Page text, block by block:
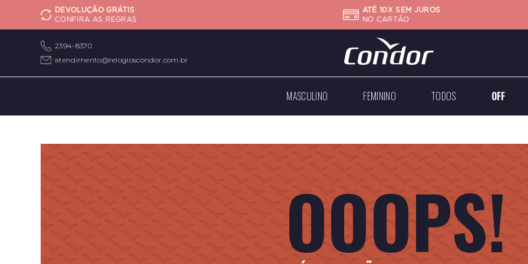
DEVOLUÇÃO GRÁTIS
CONFIRA AS REGRAS
ATÉ 10X SEM JUROS
NO CARTÃO
2394-8370
atendimento@relogioscondor.com.br
MASCULINO
Case
Médios
Dourados
Prateados
Todos
FEMININO
Médios
Grandes
Dourados
Prateados
Todos
TODOS OFF
OOOPS!